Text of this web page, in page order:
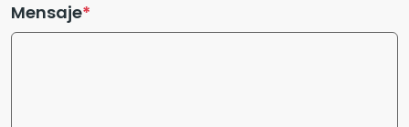
Mensaje